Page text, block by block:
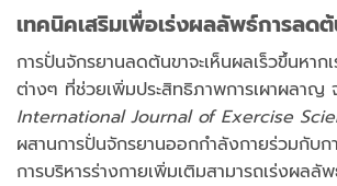
เทคนิคเสริมเพื่อเร่งผลลัพธ์การลด
การปั่นจักรยานลดต้นขาจะเห็นผลเร็วขึ้นหาก
ต่างๆ ที่ช่วยเพิ่มประสิทธิภาพการเผาผลาญ
International Journal of Exercise
ผสานการปั่นจักรยานออกกำลังกายร่วมกับก
การบริหารร่างกายเพิ่มเติมสามารถเร่งผลลั